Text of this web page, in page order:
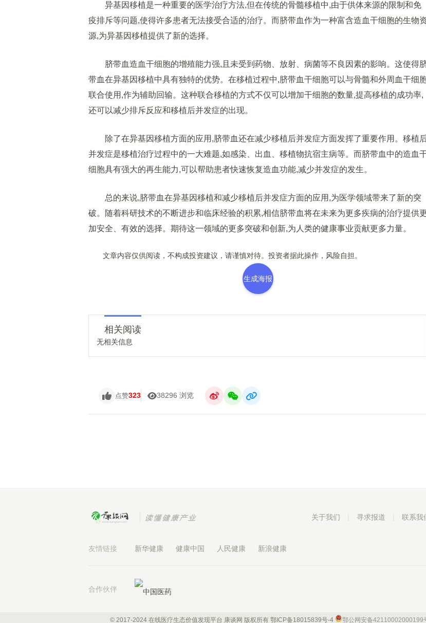
异基因移植是一种重要的医学治疗方法,但在传统的骨髓移植中,由于供体来源的限制和免
疫排斥等问题,使得许多患者无法接受合适的治疗。而脐带血作为一种富含造血干细胞的生物
源,为异基因移植提供了新的选择。
脐带血造血干细胞的增殖能力强,且未受到药物、放射、病菌等不良因素的影响。这使得
带血在异基因移植中具有独特的优势。在移植过程中,脐带血干细胞可以与骨髓和外周血干细
联合使用,作为辅助回输。这种联合移植的方式不仅可以增加干细胞的数量,提高移植的成功率,
还可以减少排斥反应和移植后并发症的出现。
除了在异基因移植方面的应用,脐带血还在减少移植后并发症方面发挥了重要作用。移植
并发症是移植治疗过程中的一大难题,如感染、出血、移植物抗宿主病等。而脐带血中的造血
细胞具有强大的再生能力,可以帮助患者快速恢复造血功能,减少并发症的发生。
总的来说,脐带血在异基因移植和减少移植后并发症方面的应用,为医学领域带来了新的突
破。随着科研技术的不断进步和临床经验的积累,相信脐带血将在未来为更多疾病的治疗提供
加安全、有效的选择。期待这一领域的更多突破和创新,为人类的健康事业贡献更多力量。
文章内容仅供阅读，不构成投资建议，请谨慎对待。投资者据此操作，风险自担。
生成海报
相关阅读
无相关信息
点赞323 38296 浏览
关于我们 寻求报道 联系我
友情链接 新华健康 健康中国 人民健康 新浪健康
合作伙伴
© 2017-2024 在线医疗生态价值发现平台 康谈网 版权所有 鄂ICP备18015839号-4 鄂公网安备42110002000199